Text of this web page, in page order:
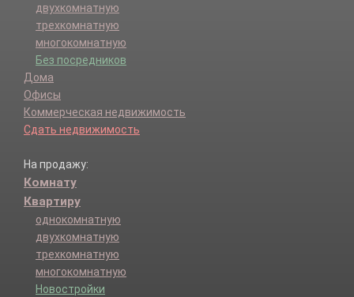
двухкомнатную
трехкомнатную
многокомнатную
Без посредников
Дома
Офисы
Коммерческая недвижимость
Сдать недвижимость
На продажу:
Комнату
Квартиру
однокомнатную
двухкомнатную
трехкомнатную
многокомнатную
Новостройки